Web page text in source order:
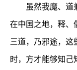
虽然我魔、道兼
在中国之地，释、
三道，乃邪途，
时，方才能够知己